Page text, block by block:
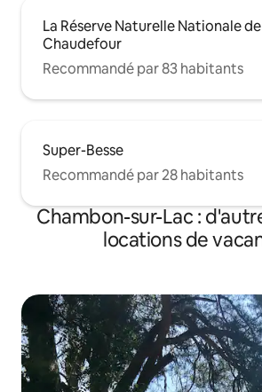
La Réserve Naturelle Nationale
Chaudefour
Recommandé par 83 habitants
Super-Besse
Recommandé par 28 habitants
Chambon-sur-Lac :
locations de